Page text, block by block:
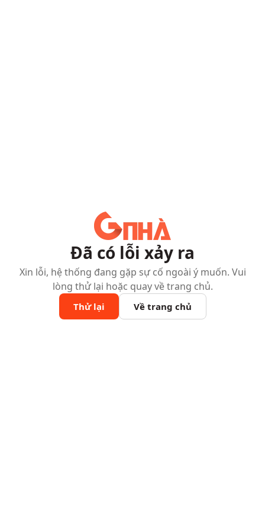
Đã có lỗi xảy ra
Xin lỗi, hệ thống đang gặp sự cố ngoài ý muốn. Vui
lòng thử lại hoặc quay về trang chủ.
Thử lại Về trang chủ